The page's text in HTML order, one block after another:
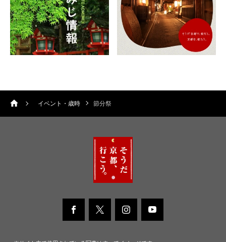
イベント・歳時 節分祭